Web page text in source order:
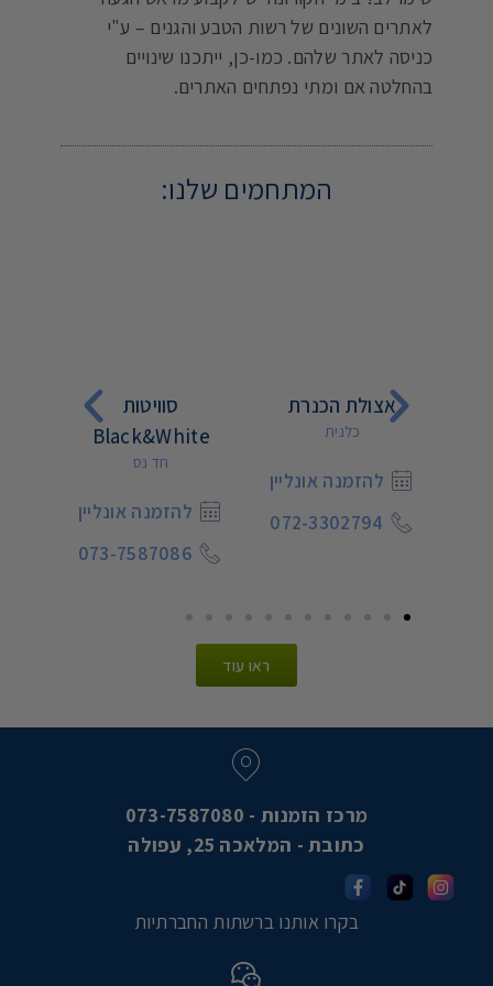
לאתרים השונים של רשות הטבע והגנים – ע"י
כניסה לאתר שלהם. כמו-כן, ייתכנו שינויים
בהחלטה אם ומתי נפתחים האתרים.
המתחמים שלנו:
אצולת הכנרת
כלנית
להזמנה אונליין
072-3302794
סוויטות
Black&White
חד נס
להזמנה אונליין
073-7587086
ראו עוד
מרכז הזמנות - 073-7587080
כתובת - המלאכה 25, עפולה
בקרו אותנו ברשתות החברתיות